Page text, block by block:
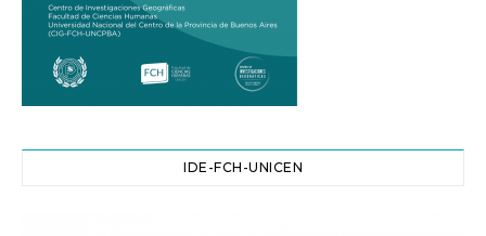
IDE-FCH-UNICEN